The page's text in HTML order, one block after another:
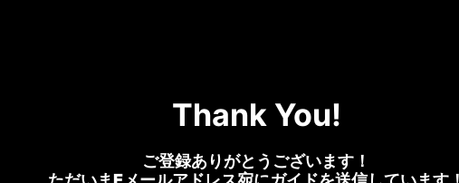
Thank You!
ご登録ありがとうございます！